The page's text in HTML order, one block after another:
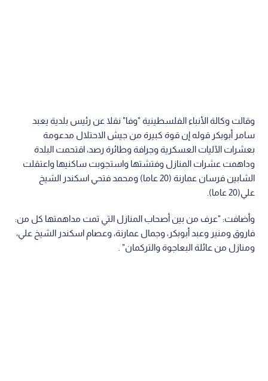
وقالت وكالة الأنباء الفلسطينية "وفا" نقلا عن رئيس بلدية يعبد
سامر أبوبكر قوله إن قوة كبيرة من جيش الاحتلال مدعومة
بعشرات الآليات العسكرية وجرافة وطائرة رصد، اقتحمت البلدة
وداهمت عشرات المنازل وفتشتها واستجوبت ساكنيها واعتقلت
الشابين فرسان عمارنة (20 عاما) ومحمد فتحي اسكندر الشيخ
علي(20 عاما).
وأضافت: "عرف من بين أصحاب المنازل التي تمت مداهمتها كل من:
فاروق ومنير وعبد أبوبكر، وجمال عمارنة، وعصام اسكندر الشيخ علي،
ومنازل من عائلة البعاجوة والتركمان" .